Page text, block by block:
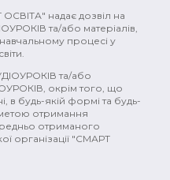
надає дозвіл на
та/або матеріалів,
процесі у
та/або
окрім того, що
в будь-якій формі та будь-
отримання
отриманого
організації "СМАРТ